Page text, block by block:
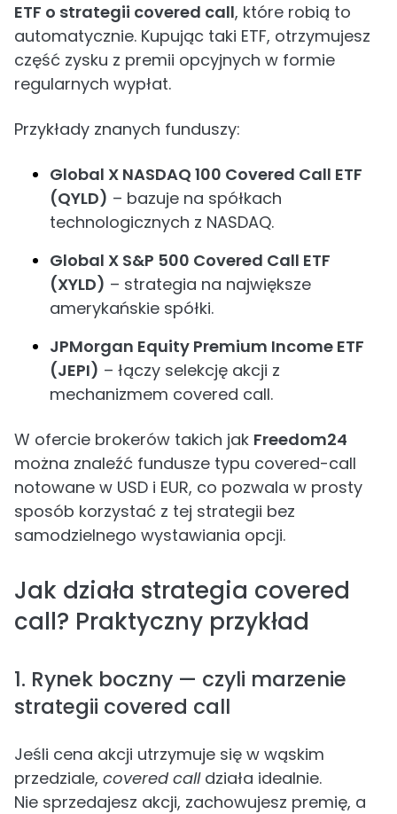
ETF o strategii covered call, które robią to
automatycznie. Kupując taki ETF, otrzymujesz
część zysku z premii opcyjnych w formie
regularnych wypłat.
Przykłady znanych funduszy:
Global X NASDAQ 100 Covered Call ETF
(QYLD) – bazuje na spółkach
technologicznych z NASDAQ.
Global X S&P 500 Covered Call ETF
(XYLD) – strategia na największe
amerykańskie spółki.
JPMorgan Equity Premium Income ETF
(JEPI) – łączy selekcję akcji z
mechanizmem covered call.
W ofercie brokerów takich jak Freedom24
można znaleźć fundusze typu covered-call
notowane w USD i EUR, co pozwala w prosty
sposób korzystać z tej strategii bez
samodzielnego wystawiania opcji.
Jak działa strategia covered
call? Praktyczny przykład
1. Rynek boczny — czyli marzenie
strategii covered call
Jeśli cena akcji utrzymuje się w wąskim
przedziale, covered calldziała idealnie.
Nie sprzedajesz akcji, zachowujesz premię, a